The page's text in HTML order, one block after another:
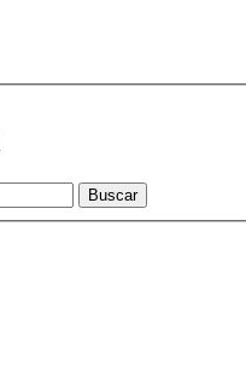
Buscar